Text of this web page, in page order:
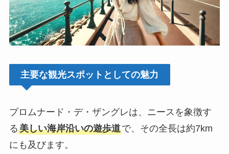
主要な観光スポットとしての魅力
プロムナード・デ・ザングレは、ニースを象徴す
る美しい海岸沿いの遊歩道で、その全長は約7km
にも及びます。